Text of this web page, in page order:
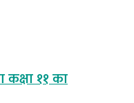
कक्षा ११ का